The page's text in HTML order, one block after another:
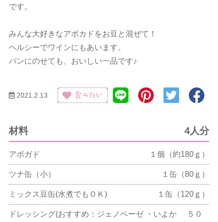
です。
みんな大好きなアボカドをお豆と混ぜて！
ヘルシーでワインにもあいます。
パンにのせても、おいしい一品です♪
2021.2.13
材料 4人分
アボガド １個（約180ｇ）
ツナ缶（小） １缶（80ｇ）
ミックス豆缶(水煮でもＯＫ) １缶（120ｇ）
ドレッシング(おすすめ：ジェノベーゼ ・いよか
５０